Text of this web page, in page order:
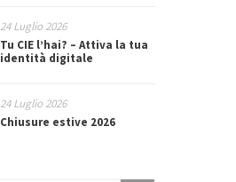
24 Luglio 2026
Tu CIE l’hai? – Attiva la tua
identità digitale
24 Luglio 2026
Chiusure estive 2026